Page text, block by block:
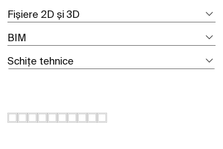
Fișiere 2D și 3D
BIM
Schițe tehnice